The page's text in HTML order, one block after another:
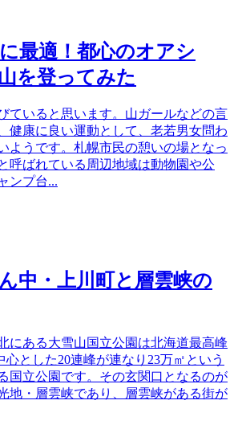
最適！都心のオアシ
を登ってみた
ていると思います。山ガールなどの言
健康に良い運動として、老若男女問わ
ようです。札幌市民の憩いの場となっ
呼ばれている周辺地域は動物園や公
ンプ台...
中・上川町と層雲峡の
にある大雪山国立公園は北海道最高峰
心とした20連峰が連なり23万㎡という
国立公園です。その玄関口となるのが
地・層雲峡であり、層雲峡がある街が